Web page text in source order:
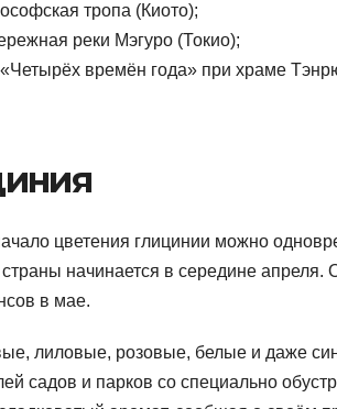
тропа (Киото);
реки Мэгуро (Токио);
времён года» при храме
цветения глицинии можно
страны начинается в середине
в мае.
лиловые, розовые, белые и даже
садов и парков со специально